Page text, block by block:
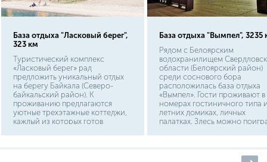
База отдыха "Ласковый берег",
323 км
Туристический комплекс
«Ласковый берег» рад
предложить уникальный отдых
на берегу Байкала (Северо-
байкальский район). К
проживанию предлагаются
уютные трехэтажные коттеджи,
каждый из которых готов
База отдыха "Вымпел", 3235
Рядом с Белоярским
водохранилищем
области (Белоярский район)
среди соснового бора
расположилась база отдыха
«Вымпел». Гости проживают в
номерах гостиничного типа
летних домиках, личных
палатках. Здесь можно